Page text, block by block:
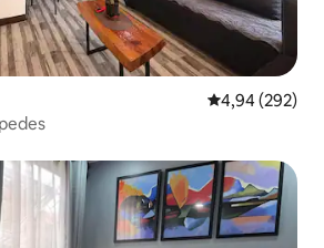
4,94 de uma
4,94 (292)